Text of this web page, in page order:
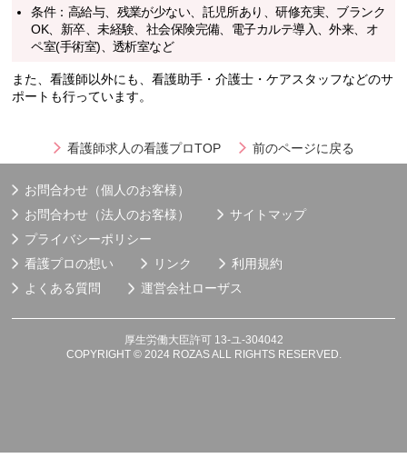
条件：高給与、残業が少ない、託児所あり、研修充実、ブランク
OK、新卒、未経験、社会保険完備、電子カルテ導入、外来、オ
ペ室(手術室)、透析室など
また、看護師以外にも、看護助手・介護士・ケアスタッフなどのサ
ポートも行っています。
看護師求人の看護プロTOP 前のページに戻る
お問合わせ（個人のお客様）
お問合わせ（法人のお客様）
サイトマップ
プライバシーポリシー
看護プロの想い
リンク
利用規約
よくある質問
運営会社ローザス
厚生労働大臣許可 13-ユ-304042
COPYRIGHT © 2024 ROZAS ALL RIGHTS RESERVED.